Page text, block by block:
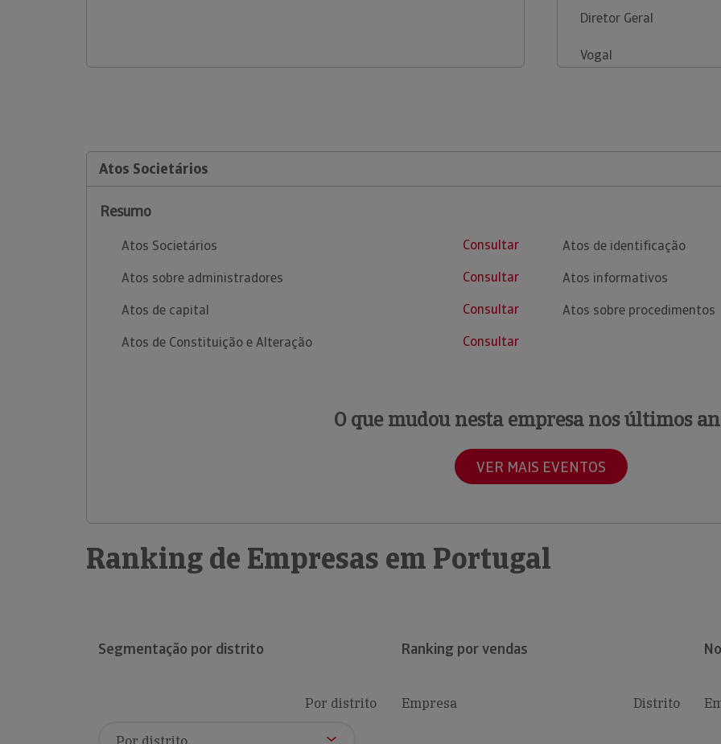
Diretor Geral
Vogal
Atos Societários
Resumo
Atos Societários
Consultar
Atos sobre administradores
Consultar
Atos de capital
Consultar
Atos de Constituição e Alteração
Consultar
Atos de identificação
Atos informativos
Atos sobre procedimentos
O que mudou nesta empresa nos últimos
VER MAIS EVENTOS
Ranking de Empresas em Portugal
Segmentação por distrito
Por distrito
Ranking por vendas
Empresa Distrito